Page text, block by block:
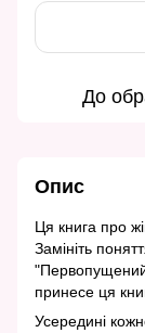
До
Опис
Ця книга про
Замініть
принесе ця
Усередині